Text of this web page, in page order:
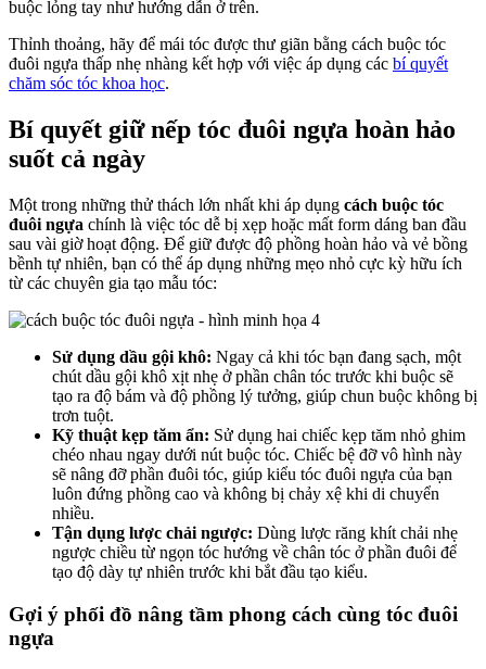
buộc lỏng tay như hướng dẫn ở trên.
Thỉnh thoảng, hãy để mái tóc được thư giãn bằng cách buộc tóc
đuôi ngựa thấp nhẹ nhàng kết hợp với việc áp dụng các bí quyết
chăm sóc tóc khoa học.
Bí quyết giữ nếp tóc đuôi ngựa hoàn hảo
suốt cả ngày
Một trong những thử thách lớn nhất khi áp dụng cách buộc tóc
đuôi ngựa chính là việc tóc dễ bị xẹp hoặc mất form dáng ban đầu
sau vài giờ hoạt động. Để giữ được độ phồng hoàn hảo và vẻ bồng
bềnh tự nhiên, bạn có thể áp dụng những mẹo nhỏ cực kỳ hữu ích
từ các chuyên gia tạo mẫu tóc:
Sử dụng dầu gội khô: Ngay cả khi tóc bạn đang sạch, một
chút dầu gội khô xịt nhẹ ở phần chân tóc trước khi buộc sẽ
tạo ra độ bám và độ phồng lý tưởng, giúp chun buộc không bị
trơn tuột.
Kỹ thuật kẹp tăm ẩn: Sử dụng hai chiếc kẹp tăm nhỏ ghim
chéo nhau ngay dưới nút buộc tóc. Chiếc bệ đỡ vô hình này
sẽ nâng đỡ phần đuôi tóc, giúp kiểu tóc đuôi ngựa của bạn
luôn đứng phồng cao và không bị chảy xệ khi di chuyển
nhiều.
Tận dụng lược chải ngược: Dùng lược răng khít chải nhẹ
ngược chiều từ ngọn tóc hướng về chân tóc ở phần đuôi để
tạo độ dày tự nhiên trước khi bắt đầu tạo kiểu.
Gợi ý phối đồ nâng tầm phong cách cùng tóc đuôi
ngựa